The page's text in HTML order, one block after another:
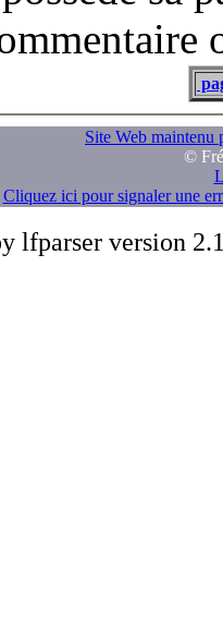
Site Web maintenu
©
Cliquez ici pour signaler une
lfparser version